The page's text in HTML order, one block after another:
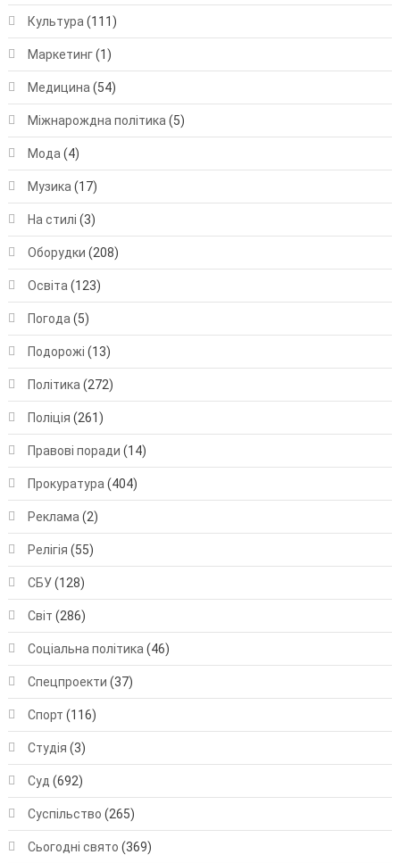
Культура (111)
Маркетинг(1)
Медицина (54)
Міжнарождна політика (5)
Мода (4)
Музика (17)
На стилі (3)
Оборудки (208)
Освіта (123)
Погода (5)
Подорожі (13)
Політика (272)
Поліція (261)
Правові поради (14)
Прокуратура (404)
Реклама (2)
Релігія (55)
СБУ(128)
Світ (286)
Соціальна політика (46)
Спецпроекти (37)
Спорт (116)
Студія (3)
Суд (692)
Суспільство (265)
Сьогодні свято (369)